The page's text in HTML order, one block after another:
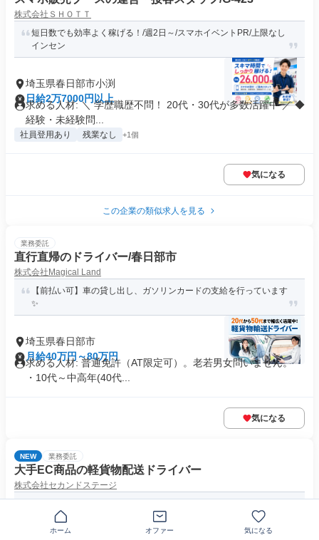
株式会社ＳＨＯＴＴ
短日数でも効率よく稼げる！/週2日～/スマホイベントPR/上限なし
インセン
埼玉県春日部市小渕
日給2万7000円以上
求める人材: ＼ 学歴職歴不問！ 20代・30代が多数活躍中 ／ ◆
経験・未経験問...
社員登用あり 残業なし +1個
気になる
この企業の類似求人を見る
業務委託
直行直帰のドライバー/春日部市
株式会社Magical Land
【前払い可】車の貸し出し、ガソリンカードの支給を行っています
✨
埼玉県春日部市
月給40万円～80万円
求める人材: 普通免許（AT限定可）。老若男女問いません。
・10代～中高年(40代...
気になる
NEW 業務委託
大手EC商品の軽貨物配送ドライバー
株式会社セカンドステージ
〒344-0007埼玉県春日部市小渕
ホーム オファー 気になる